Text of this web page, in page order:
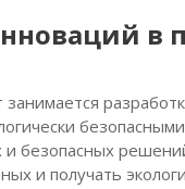
в
безопасных
и получать